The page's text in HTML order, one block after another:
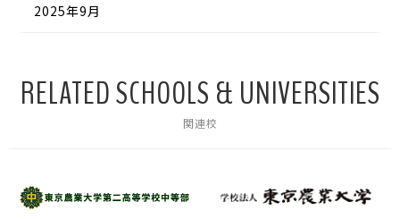
2025年9月
RELATED SCHOOLS & UNIVERSITIES
関連校